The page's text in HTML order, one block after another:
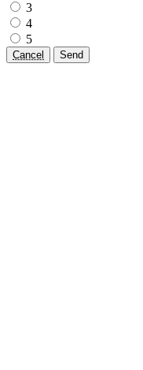
3
4
5
Cancel Send